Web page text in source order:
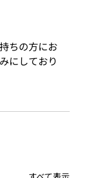
ちの方にお
にしており